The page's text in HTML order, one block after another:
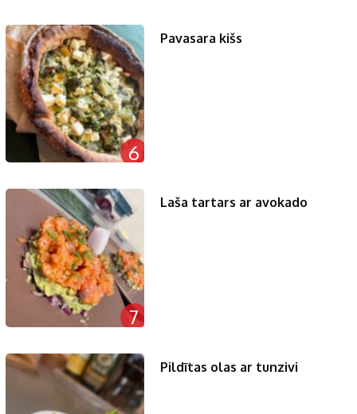
6
Pavasara kišs
7
Laša tartars ar avokado
Pildītas olas ar tunzivi